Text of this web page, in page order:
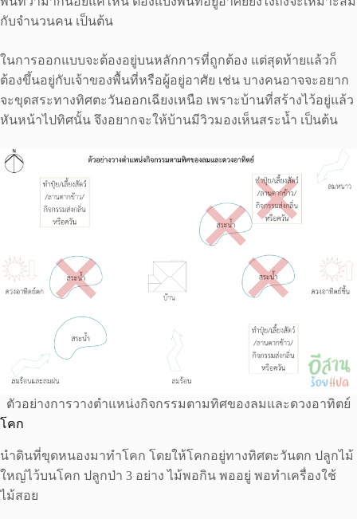
กับจำนวนคน เป็นต้น
ในการออกแบบจะต้องอยู่บนหลักการที่ถูกต้อง แต่สุดท้ายแล้วก็
ต้องขึ้นอยู่กับเจ้าของพื้นที่หรือผู้อยู่อาศัย เช่น บางคนอาจจะอยาก
จะขุดสระทางทิศตะวันออกเฉียงเหนือ เพราะบ้านที่สร้างไว้อยู่แล้ว
หันหน้าไปทิศนั้น จึงอยากจะให้บ้านมีวิวมองเห็นสระน้ำ เป็นต้น
ตัวอย่างการวางตำแหน่งกิจกรรมตามทิศของลมและดวงอาทิตย์
โคก
นำดินที่ขุดหนองมาทำโคก โดยให้โคกอยู่ทางทิศตะวันตก ปลูกไม้
ใหญ่ไว้บนโคก ปลูกป่า 3 อย่าง ไม้พอกิน พออยู่ พอทำเครื่องใช้
ไม้สอย